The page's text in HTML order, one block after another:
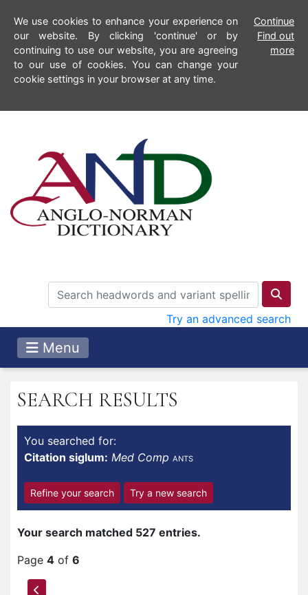
We use cookies to enhance your experience on
our website. By clicking 'continue' or by
continuing to use our website, you are agreeing
to our use of cookies. You can change your
cookie settings in your browser at any time.
Continue
Find out
more
Try an advanced search
Menu
SEARCH RESULTS
You searched for:
Citation siglum: Med Comp ANTS
Refine your search Try a new search
Your search matched 527 entries.
Page 4 of 6